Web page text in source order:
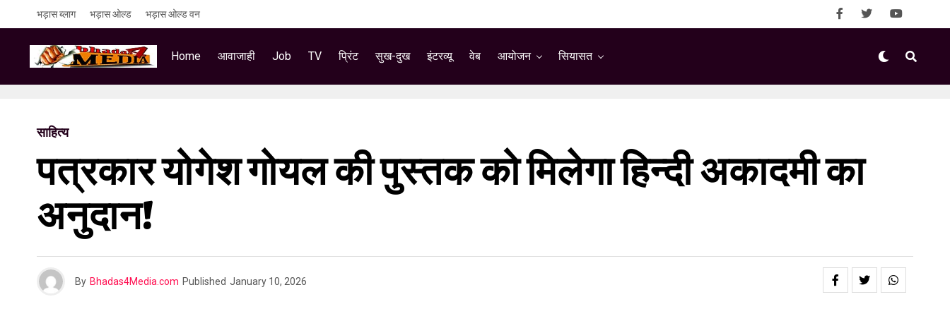
भड़ास ब्लाग भड़ास ओल्ड भड़ास ओल्ड वन
Home आवाजाही Job TV प्रिंट सुख-दुख इंटरव्यू वेब आयोजन सियासत
साहित्य
पत्रकार योगेश गोयल की पुस्तक को मिलेगा हिन्दी अकादमी का
अनुदान!
By Bhadas4Media.com Published January 10, 2026